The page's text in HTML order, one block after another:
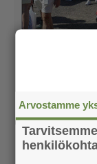
Arvostamme